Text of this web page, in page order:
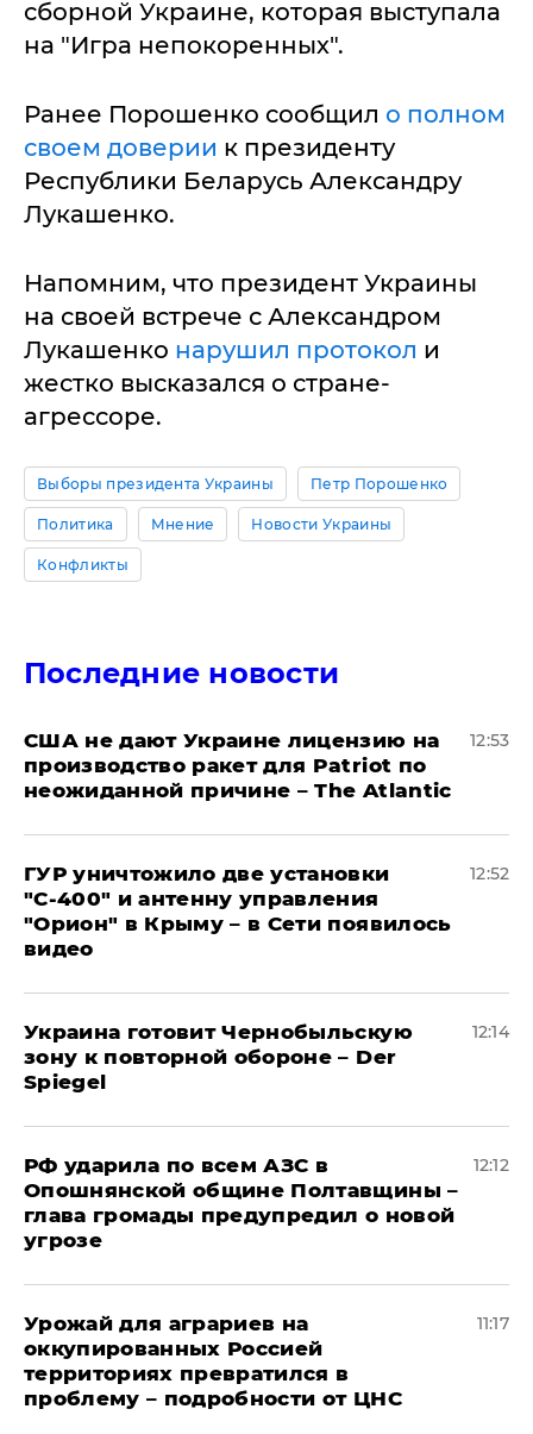
сборной Украине, которая выступала
на "Игра непокоренных".
Ранее Порошенко сообщил о полном
своем доверии к президенту
Республики Беларусь Александру
Лукашенко.
Напомним, что президент Украины
на своей встрече с Александром
Лукашенко нарушил протокол и
жестко высказался о стране-
агрессоре.
Выборы президента Украины Петр Порошенко
Политика Мнение Новости Украины
Конфликты
Последние новости
США не дают Украине лицензию на
производство ракет для Patriot по
неожиданной причине – The Atlantic
12:53
ГУР уничтожило две установки
"С‑400" и антенну управления
"Орион" в Крыму – в Сети появилось
видео
12:52
Украина готовит Чернобыльскую
зону к повторной обороне – Der
Spiegel
12:14
РФ ударила по всем АЗС в
Опошнянской общине Полтавщины –
глава громады предупредил о новой
угрозе
12:12
Урожай для аграриев на
оккупированных Россией
территориях превратился в
проблему – подробности от ЦНС
11:17